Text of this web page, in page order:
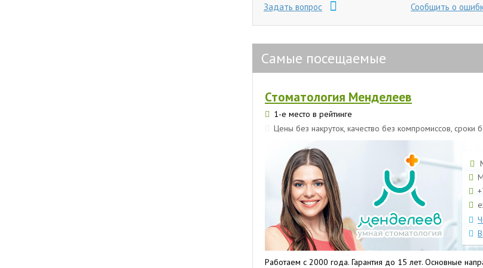
Задать вопрос Сообщить о
Самые посещаемые
Стоматология Менделеев
1-е место в рейтинге
Цены без накруток, качество без компромиссов, сроки
Работаем с 2000 года. Гарантия до 15 лет. Основные